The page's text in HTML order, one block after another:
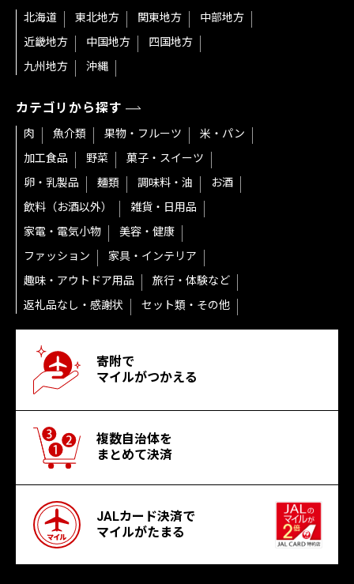
北海道 東北地方 関東地方
中部地方
近畿地方
中国地方
四国地方
九州地方
沖縄
カテゴリから探す
肉 魚介類 果物・フルーツ
米・パン
加工食品
野菜
菓子・スイーツ
卵・乳製品
麺類 調味料・油
お酒
飲料（お酒以外）
雑貨・日用品
家電・電気小物
美容・健康
ファッション
家具・インテリア
趣味・アウトドア用品
旅行・体験など
返礼品なし・感謝状
セット類・その他
寄附で
マイルがつかえる
複数自治体を
まとめて決済
JALカード決済で
マイルがたまる